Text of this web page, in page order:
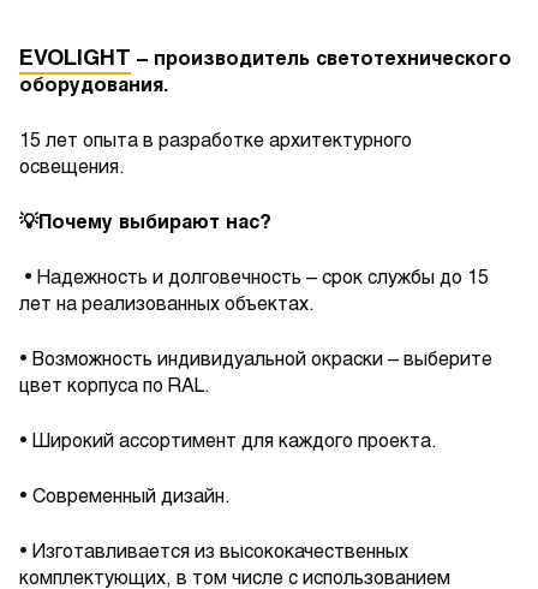
EVOLIGHT – производитель светотехнического
оборудования.
15 лет опыта в разработке архитектурного
освещения.
💡Почему выбирают нас?
• Надежность и долговечность – срок службы до 15
лет на реализованных объектах.
• Возможность индивидуальной окраски – выберите
цвет корпуса по RAL.
• Широкий ассортимент для каждого проекта.
• Современный дизайн.
• Изготавливается из высококачественных
комплектующих, в том числе с использованием